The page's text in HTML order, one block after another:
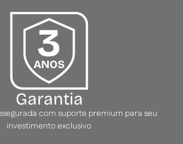
Garantia
com suporte premium para seu
investimento exclusivo